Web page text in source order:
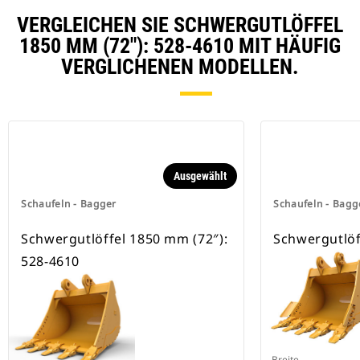
Schnellwechsleraufnahmen.
Spezielle CW-Schnellwechsler
besitzen eine Keilverriegelung zur
Sicherung der Anbaugeräte.
für alle Ketten- und Mobilbagger
VERGLEICHEN SIE SCHWERGUTLÖFFEL
1850 MM (72″): 528-4610 MIT HÄUFIG
VERGLICHENEN MODELLEN.
Schaufeln - Bagger
Ausgewählt
Schwergutlöffel 1850 mm (72″):
528-4610
Schaufeln -